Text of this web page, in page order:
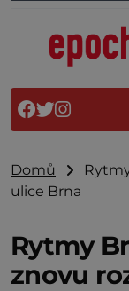
Domů
ulice Brna
Rytmy
znovu